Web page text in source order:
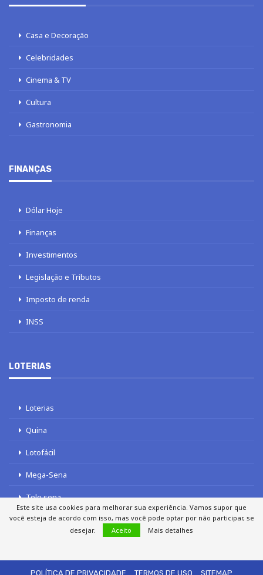
Casa e Decoração
Celebridades
Cinema & TV
Cultura
Gastronomia
FINANÇAS
Dólar Hoje
Finanças
Investimentos
Legislação e Tributos
Imposto de renda
INSS
LOTERIAS
Loterias
Quina
Lotofácil
Mega-Sena
Tele sena
POLÍTICA DE PRIVACIDADE
TERMOS DE USO SITEMAP
Este site usa cookies para melhorar sua experiência. Vamos supor que
você esteja de acordo com isso, mas você pode optar por não participar, se
desejar.
Aceito Mais detalhes